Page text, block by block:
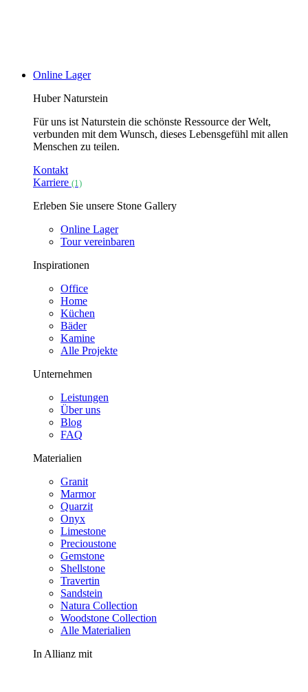
Online Lager
Huber Naturstein
Für uns ist Naturstein die schönste Ressource der Welt,
verbunden mit dem Wunsch, dieses Lebensgefühl mit allen
Menschen zu teilen.
Kontakt
Karriere (1)
Erleben Sie unsere Stone Gallery
Online Lager
Tour vereinbaren
Inspirationen
Office
Home
Küchen
Bäder
Kamine
Alle Projekte
Unternehmen
Leistungen
Über uns
Blog
FAQ
Materialien
Granit
Marmor
Quarzit
Onyx
Limestone
Precioustone
Gemstone
Shellstone
Travertin
Sandstein
Natura Collection
Woodstone Collection
Alle Materialien
In Allianz mit